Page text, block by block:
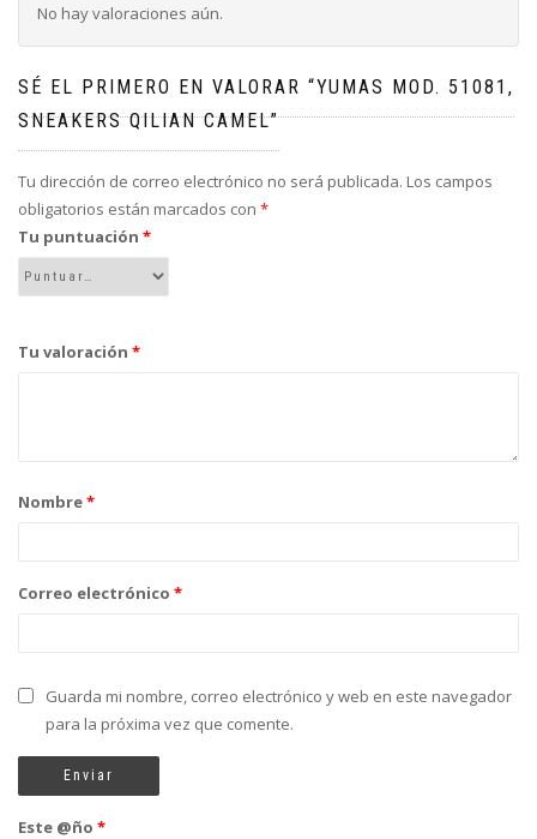
No hay valoraciones aún.
SÉ EL PRIMERO EN VALORAR “YUMAS MOD. 51081,
SNEAKERS QILIAN CAMEL”
Tu dirección de correo electrónico no será publicada. Los campos
obligatorios están marcados con *
Tu puntuación *
Tu valoración *
Nombre*
Correo electrónico *
Guarda mi nombre, correo electrónico y web en este navegador
para la próxima vez que comente.
Este @ño *